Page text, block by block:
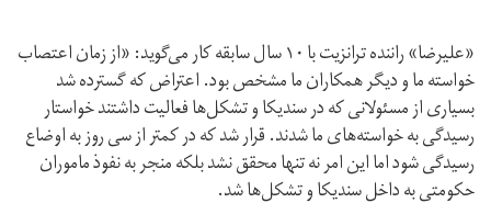
«علیرضا» راننده ترانزیت با ۱۰ سال سابقه کار می‌گوید: «از زمان اعتصاب
خواسته ما و دیگر همکاران ما مشخص بود. اعتراض که گسترده شد
بسیاری از مسئولانی که در سندیکا و تشکل‌ها فعالیت داشتند خواستار
رسیدگی به خواسته‌های ما شدند. قرار شد که در کمتر از سی روز به اوضاع
رسیدگی شود اما این امر نه تنها محقق نشد بلکه منجر به نفوذ ماموران
حکومتی به داخل سندیکا و تشکل‌ها شد.